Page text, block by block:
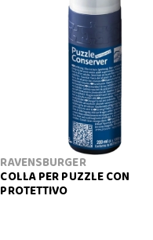
RAVENSBURGER
COLLA PER PUZZLE CON
PROTETTIVO